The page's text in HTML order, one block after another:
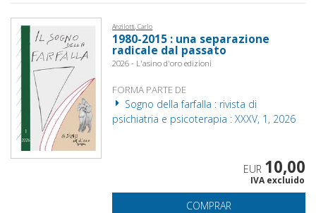
Anzilotti, Carlo
1980-2015 : una separazione
radicale dal passato
2026 - L'asino d'oro edizioni
FORMA PARTE DE
Sogno della farfalla : rivista di
psichiatria e psicoterapia : XXXV, 1, 2026
EUR 10,00
IVA excluido
COMPRAR